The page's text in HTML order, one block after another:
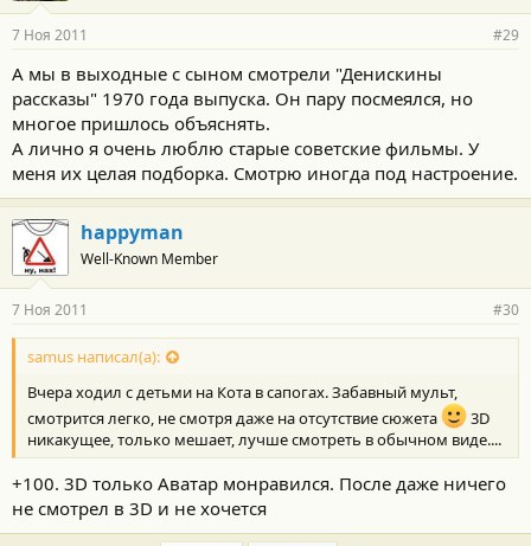
7 Ноя 2011 #29
А мы в выходные с сыном смотрели "Денискины
рассказы" 1970 года выпуска. Он пару посмеялся, но
многое пришлось объяснять.
А лично я очень люблю старые советские фильмы. У
меня их целая подборка. Смотрю иногда под настроение.
happyman
Well-Known Member
7 Ноя 2011 #30
samus написал(а):
Вчера ходил с детьми на Кота в сапогах. Забавный мульт,
смотрится легко, не смотря даже на отсутствие сюжета
3D
никакущее, только мешает, лучше смотреть в обычном виде....
+100. 3D только Аватар монравился. После даже ничего
не смотрел в 3D и не хочется